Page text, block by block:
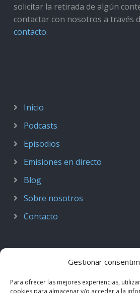
Gestionar
Para ofrecer las mejores experiencias,
cookies para almacenar y/o acceder a la
solicitar la retirada de algún
contactar con nosotros a través
contacto.
Inicio
Podcasts
Episodios
Emisiones en directo
Blog
Sobre nosotros
Contacto